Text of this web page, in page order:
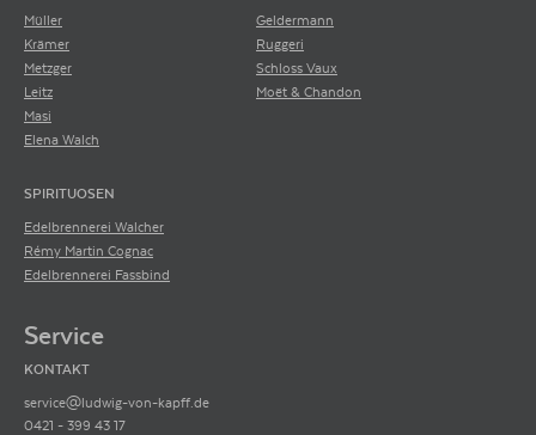
Müller
Krämer
Metzger
Leitz
Masi
Elena Walch
Geldermann
Ruggeri
Schloss Vaux
Moët & Chandon
SPIRITUOSEN
Edelbrennerei Walcher
Rémy Martin Cognac
Edelbrennerei Fassbind
Service
KONTAKT
service@ludwig-von-kapff.de
0421 - 399 43 17